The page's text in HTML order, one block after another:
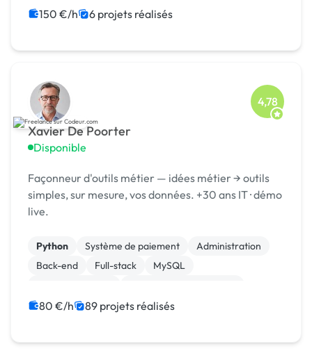
CSS, HTML, XML
150 €/h 6 projets réalisés
Xavier De Poorter
Disponible
4,78
Façonneur d'outils métier — idées métier → outils
simples, sur mesure, vos données. +30 ans IT · démo
live.
Python Système de paiement
Administration
Back-end
Full-stack
MySQL
Integration HTML
Machine Learning
80 €/h 89 projets réalisés